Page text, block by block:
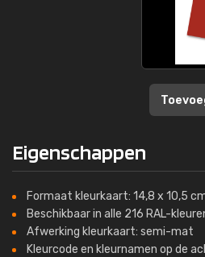
Eigenschappen
Formaat kleurkaart: 14,8 x 10,5
Beschikbaar in alle 216 RAL-
Afwerking kleurkaart: semi-mat
Kleurcode en kleurnamen op de